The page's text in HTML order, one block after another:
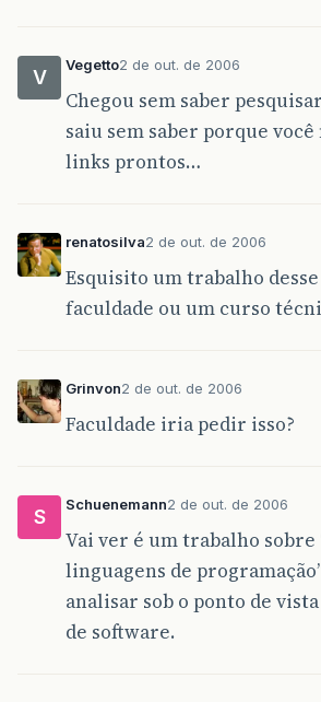
V
Vegetto2 de out. de 2006
Chegou sem saber
saiu sem saber porque você
links prontos…
renatosilva2 de out. de 2006
Esquisito um trabalho
faculdade ou um curso
Grinvon2 de out. de 2006
Faculdade iria pedir isso?
S
Schuenemann2 de out. de 2006
Vai ver é um trabalho sobre
linguagens de
analisar sob o ponto de
de software.